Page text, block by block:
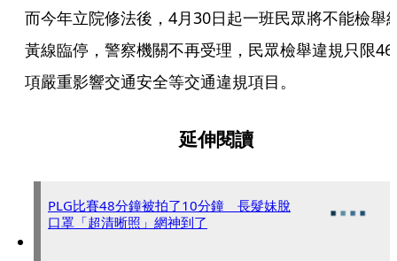
而今年立院修法後，4月30日起一班民眾將不能檢舉
黃線臨停，警察機關不再受理，民眾檢舉違規只限46
項嚴重影響交通安全等交通違規項目。
延伸閱讀
PLG比賽48分鐘被拍了10分鐘 長髮妹脫
口罩「超清晰照」網神到了